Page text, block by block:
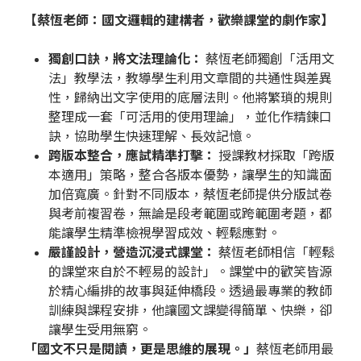
【蔡恆老師：國文邏輯的建構者，歡樂課堂的劇作家】
獨創口訣，將文法理論化： 蔡恆老師獨創「活用文
法」教學法，教導學生利用文章間的共通性與差異
性，歸納出文字使用的底層法則。他將繁瑣的規則
整理成一套「可活用的使用理論」，並化作精鍊口
訣，協助學生快速理解、長效記憶。
跨版本整合，應試精準打擊： 授課教材採取「跨版
本適用」策略，整合各版本優勢，讓學生的知識面
加倍寬廣。針對不同版本，蔡恆老師提供分版試卷
與考前複習卷，無論是段考範圍或跨範圍考題，都
能讓學生精準檢視學習成效、輕鬆應對。
嚴謹設計，營造沉浸式課堂： 蔡恆老師相信「輕鬆
的課堂來自於不輕易的設計」。課堂中的歡笑皆源
於精心編排的故事與延伸橋段。透過最專業的教師
訓練與課程安排，他讓國文課變得簡單、快樂，卻
讓學生受用無窮。
「國文不只是閱讀，更是思維的展現。」 蔡恆老師用最